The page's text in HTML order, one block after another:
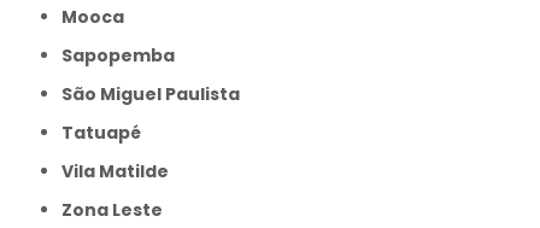
Mooca
Sapopemba
São Miguel Paulista
Tatuapé
Vila Matilde
Zona Leste